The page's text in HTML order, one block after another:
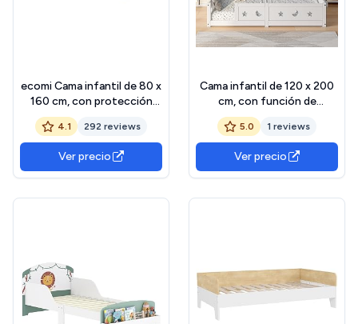
ecomi Cama infantil de 80 x
160 cm, con protección
anticaída y somier de
láminas para niños y niñas,
madera maciza de pino en
color natural
4.1 292 reviews
Ver precio
Cama infantil de 120 x 200
cm, con función de
protección contra caídas,
valla con diseño de estrella
y luna, camas infantiles con
barrera y somier de láminas,
color blanco
5.0 1 reviews
Ver precio